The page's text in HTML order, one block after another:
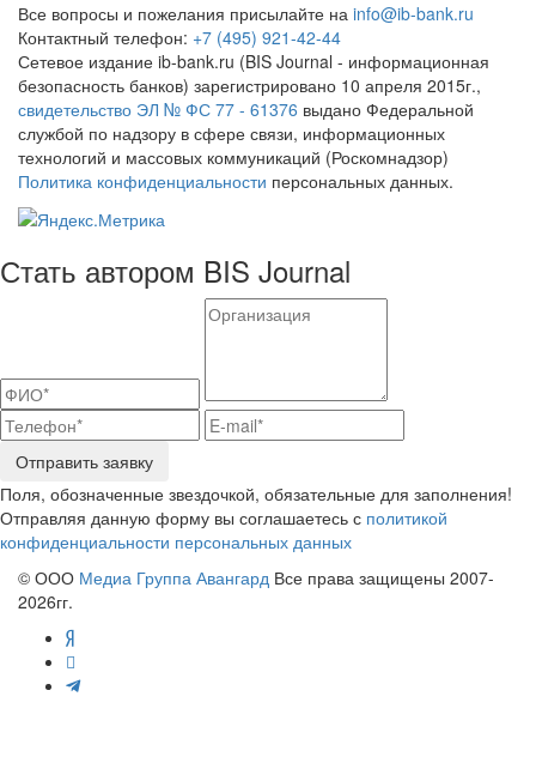
Все вопросы и пожелания присылайте на info@ib-bank.ru
Контактный телефон: +7 (495) 921-42-44
Сетевое издание ib-bank.ru (BIS Journal - информационная
безопасность банков) зарегистрировано 10 апреля 2015г.,
свидетельство ЭЛ № ФС 77 - 61376 выдано Федеральной
службой по надзору в сфере связи, информационных
технологий и массовых коммуникаций (Роскомнадзор)
Политика конфиденциальности персональных данных.
Стать автором BIS Journal
Отправить заявку
Поля, обозначенные звездочкой, обязательные для заполнения!
Отправляя данную форму вы соглашаетесь с политикой
конфиденциальности персональных данных
© ООО Медиа Группа Авангард Все права защищены 2007-
2026гг.